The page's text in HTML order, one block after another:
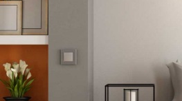
puertas Legacy se centran en la
complicaciones.